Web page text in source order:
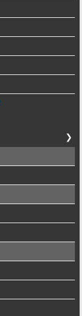
❯